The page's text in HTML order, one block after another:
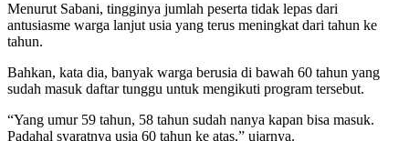
Menurut Sabani, tingginya jumlah peserta tidak lepas dari
antusiasme warga lanjut usia yang terus meningkat dari tahun ke
tahun.
Bahkan, kata dia, banyak warga berusia di bawah 60 tahun yang
sudah masuk daftar tunggu untuk mengikuti program tersebut.
“Yang umur 59 tahun, 58 tahun sudah nanya kapan bisa masuk.
Padahal syaratnya usia 60 tahun ke atas,” ujarnya.